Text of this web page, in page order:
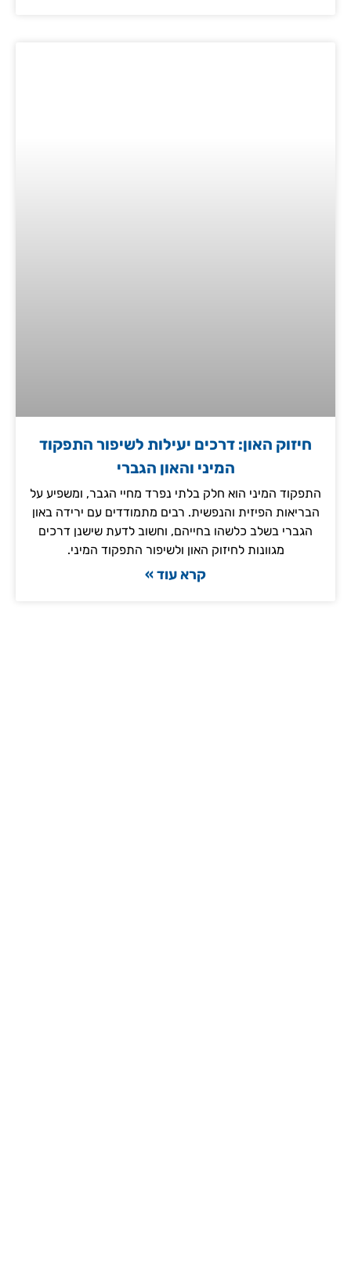
חיזוק האון: דרכים יעילות לשיפור התפקוד
המיני והאון הגברי
התפקוד המיני הוא חלק בלתי נפרד מחיי הגבר, ומשפיע על
הבריאות הפיזית והנפשית. רבים מתמודדים עם ירידה באון
הגברי בשלב כלשהו בחייהם, וחשוב לדעת שישנן דרכים
מגוונות לחיזוק האון ולשיפור התפקוד המיני.
קרא עוד »